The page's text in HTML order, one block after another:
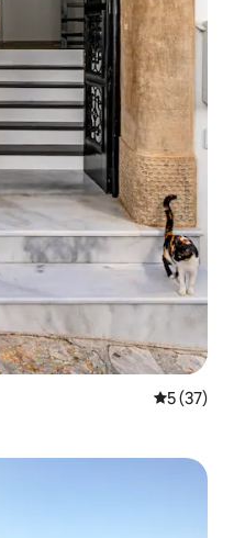
5 (37)